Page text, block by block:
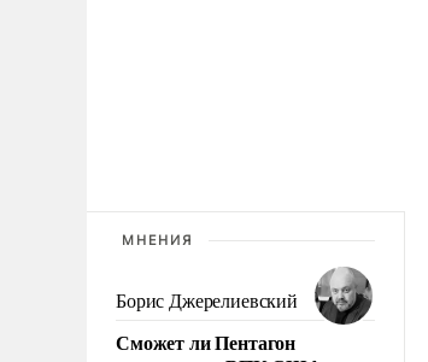
МНЕНИЯ
Борис Джерелиевский
Сможет ли Пентагон